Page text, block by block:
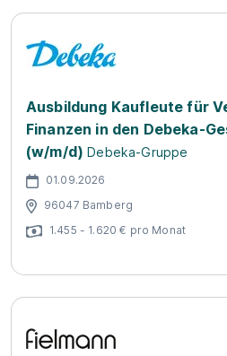
Ausbildung Kaufleute für
Finanzen in den Debeka-
(w/m/d)Debeka-Gruppe
01.09.2026
96047 Bamberg
1.455 - 1.620 € pro Monat